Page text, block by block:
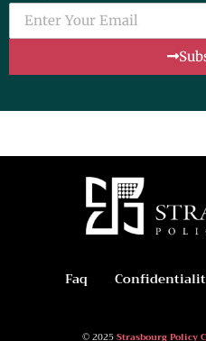
Faq
© 2025Strasbourg Policy